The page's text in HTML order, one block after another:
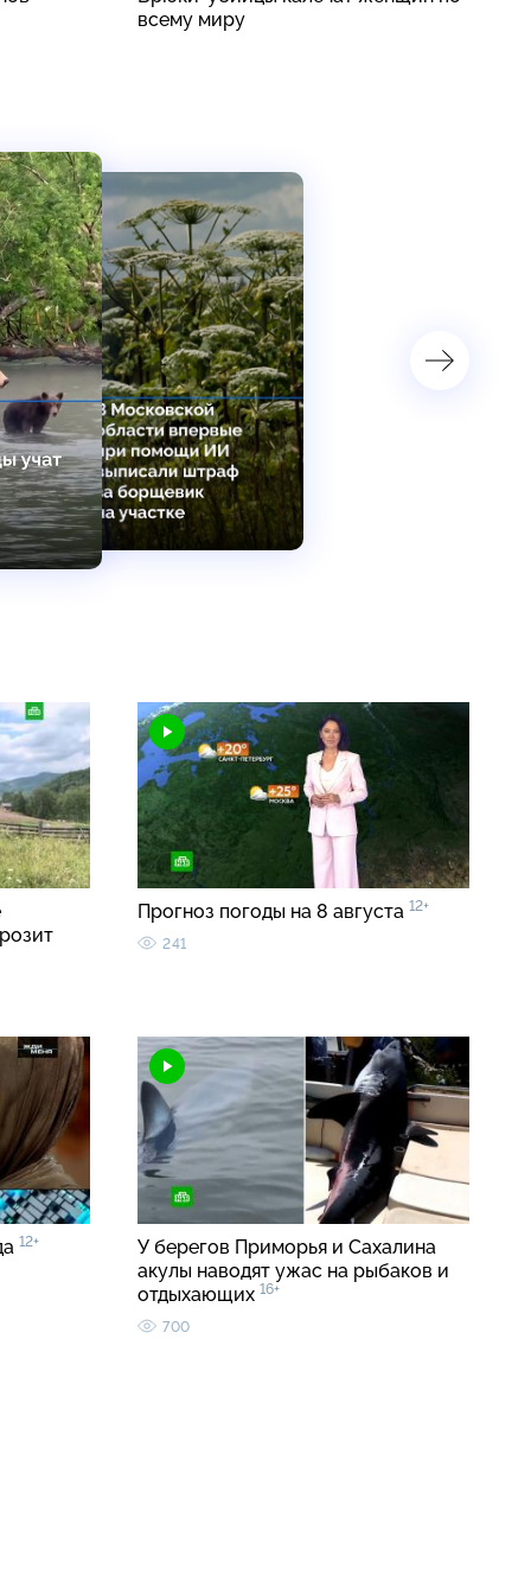
всему миру
Прогноз погоды на 8 августа 12+
241
12+
У берегов Приморья и Сахалина
акулы наводят ужас на рыбаков и
отдыхающих 16+
700